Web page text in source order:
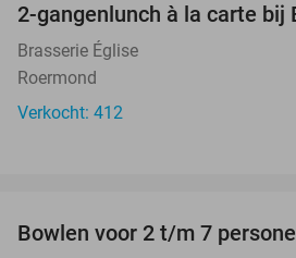
2-gangenlunch à la carte bij
Brasserie Église
Roermond
Verkocht: 412
Bowlen voor 2 t/m 7